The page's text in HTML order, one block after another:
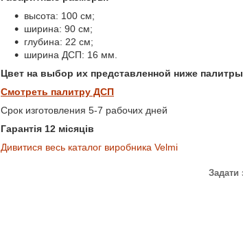
высота: 100 см;
ширина: 90 см;
глубина: 22 см;
ширина ДСП: 16 мм.
Цвет на выбор их представленной ниже палитры
Смотреть палитру ДСП
Срок изготовления 5-7 рабочих дней
Гарантія 12 місяців
Дивитися весь каталог виробника Velmi
Задати